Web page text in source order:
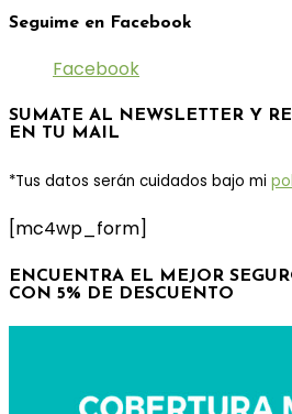
Seguime en Facebook
Facebook
SUMATE AL NEWSLETTER Y
EN TU MAIL
*Tus datos serán cuidados bajo mi
[mc4wp_form]
ENCUENTRA EL MEJOR
CON 5% DE DESCUENTO